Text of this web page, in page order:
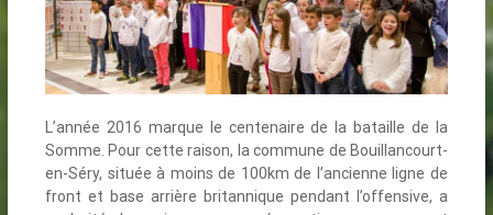
L’année 2016 marque le centenaire de la bataille de la
Somme. Pour cette raison, la commune de Bouillancourt-
en-Séry, située à moins de 100km de l’ancienne ligne de
front et base arrière britannique pendant l’offensive, a